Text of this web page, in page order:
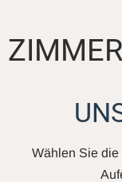
ZIMMER
Wählen Sie die